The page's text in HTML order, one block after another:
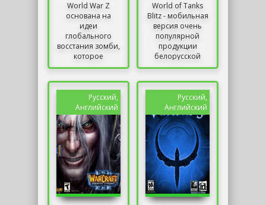
World War Z
основана на
идеи
глобального
восстания зомби,
которое
погружает мир в
World of Tanks
Blitz - мобильная
версия очень
популярной
продукции
белорусской
студии
для смартфонов
и планшетов
означал,...
Русский,
Английский
Русский,
Английский